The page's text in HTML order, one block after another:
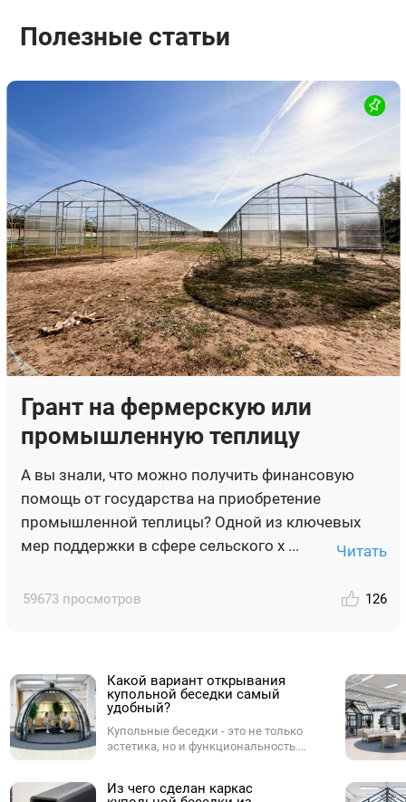
Полезные статьи
Грант на фермерскую или
промышленную теплицу
А вы знали, что можно получить финансовую
помощь от государства на приобретение
промышленной теплицы? Одной из ключевых
мер поддержки в сфере сельского х ...
Читать
59673 просмотров 126
Какой вариант открывания
купольной беседки самый
удобный?
Купольные беседки - это не только
эстетика, но и функциональность.
открывания. От него зависит,
Из чего сделан каркас